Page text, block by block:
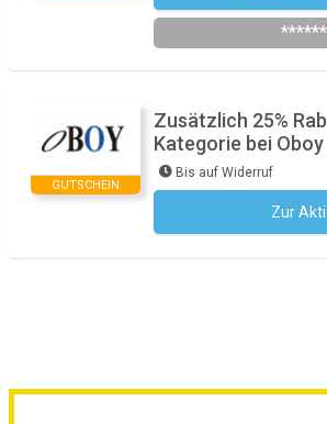
GUTSCHEIN
Zusätzlich 25%
Kategorie bei Oboy
Bis auf Widerruf
Zur